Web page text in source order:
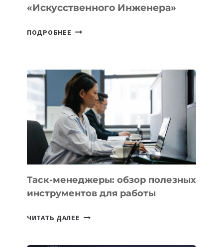
«искусственного Инженера»
ПОДРОБНЕЕ ДЖЕФФ
PROMETHEUS
ДЛЯ
СОЗДАНИЯ
«ИСКУССТВЕННОГО
ИНЖЕНЕРА»
Таск-менеджеры: обзор полезных
инструментов для работы
ЧИТАТЬ ДАЛЕЕ ТАСК-